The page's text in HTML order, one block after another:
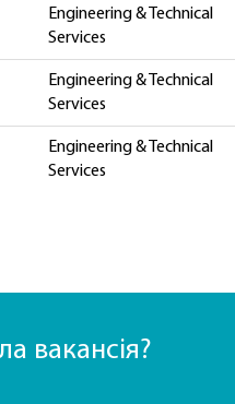
Engineering & Technical
Services
Engineering & Technical
Services
Engineering & Technical
Services
вакансія?